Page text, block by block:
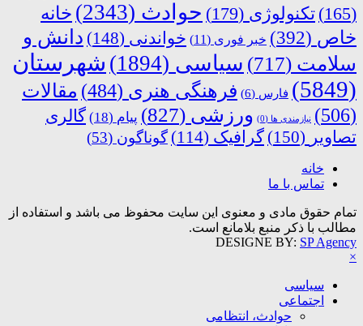
(165)
تکنولوژی (179) حوادث (2343)
خانه
خاص (392) خبر فوری (11) خواندنی (148)
دانش و
سلامت (717) سیاسی (1894)
شهرستان
(5849)
فارس (6) فرهنگی هنری (484)
مقالات
(506)
نیازمندی ها (0) ورزشی (827) پیام (18)
گالری
تصاویر (150) گرافیک (114) گوناگون (53)
خانه
تماس با ما
تمام حقوق مادی و معنوی این سایت محفوظ می باشد و استفاده از
مطالب با ذکر منبع بلامانع است.
DESIGNE BY: SP Agency
×
سیاسی
اجتماعی
حوادث، انتظامی